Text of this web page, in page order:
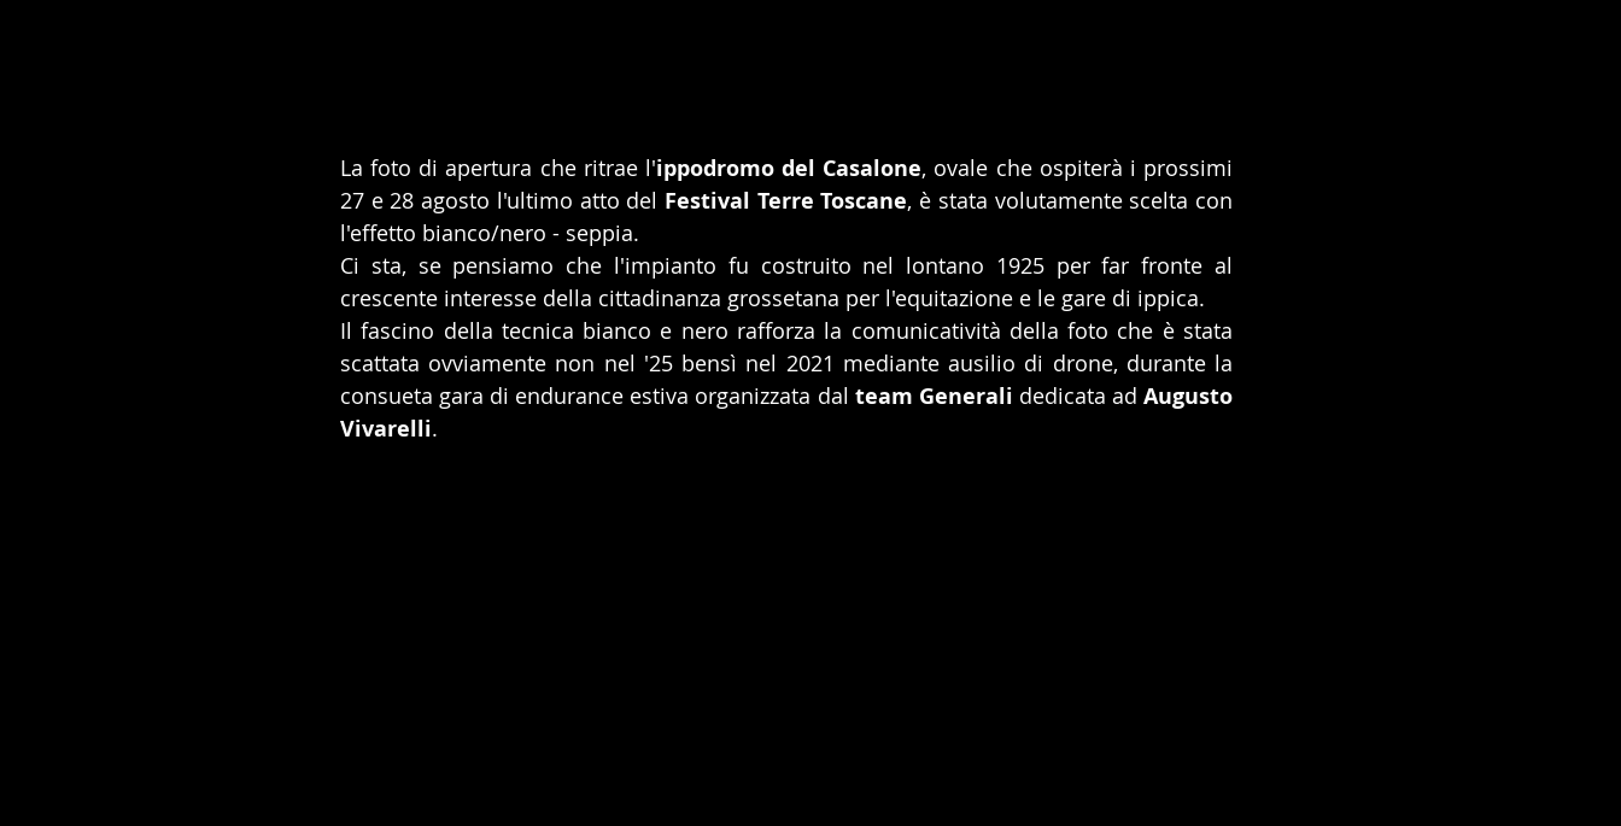
La foto di apertura che ritrae l'ippodromo del Casalone, ovale che ospiterà i prossimi
27 e 28 agosto l'ultimo atto del Festival Terre Toscane, è stata volutamente scelta con
l'effetto bianco/nero - seppia.
Ci sta, se pensiamo che l'impianto fu costruito nel lontano 1925 per far fronte al
crescente interesse della cittadinanza grossetana per l'equitazione e le gare di ippica.
Il fascino della tecnica bianco e nero rafforza la comunicatività della foto che è stata
scattata ovviamente non nel '25 bensì nel 2021 mediante ausilio di drone, durante la
consueta gara di endurance estiva organizzata dal team Generali dedicata ad Augusto
Vivarelli.